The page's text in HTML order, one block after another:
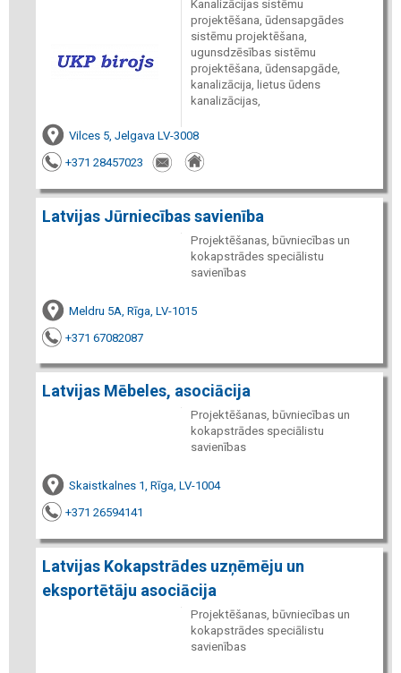
Kanalizācijas sistēmu
projektēšana, ūdensapgādes
sistēmu projektēšana,
ugunsdzēsības sistēmu
projektēšana, ūdensapgāde,
kanalizācija, lietus ūdens
kanalizācijas,
Vilces 5, Jelgava LV-3008
+371 28457023
Latvijas Jūrniecības savienība
Projektēšanas, būvniecības un
kokapstrādes speciālistu
savienības
Meldru 5A, Rīga, LV-1015
+371 67082087
Latvijas Mēbeles, asociācija
Projektēšanas, būvniecības un
kokapstrādes speciālistu
savienības
Skaistkalnes 1, Rīga, LV-1004
+371 26594141
Latvijas Kokapstrādes uzņēmēju un
eksportētāju asociācija
Projektēšanas, būvniecības un
kokapstrādes speciālistu
savienības